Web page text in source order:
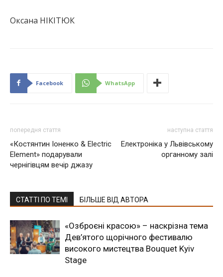
Оксана НІКІТЮК
Facebook WhatsApp
попередня стаття
«Костянтин Іоненко & Electric
Element» подарували
чернігівцям вечір джазу
наступна стаття
Електроніка у Львівському
органному залі
СТАТТІ ПО ТЕМІ БІЛЬШЕ ВІД АВТОРА
«Озброєні красою» – наскрізна тема
Дев’ятого щорічного фестивалю
високого мистецтва Bouquet Kyiv
Stage